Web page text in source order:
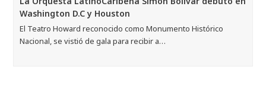
Washington D.C y Houston
El Teatro Howard reconocido como Monumento Histórico
Nacional, se vistió de gala para recibir a…